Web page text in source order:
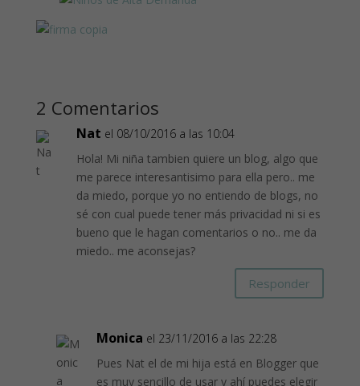
2 Comentarios
Nat el 08/10/2016 a las 10:04
Hola! Mi niña tambien quiere un blog, algo que
me parece interesantisimo para ella pero.. me
da miedo, porque yo no entiendo de blogs, no
sé con cual puede tener más privacidad ni si es
bueno que le hagan comentarios o no.. me da
miedo.. me aconsejas?
Responder
Monica el 23/11/2016 a las 22:28
Pues Nat el de mi hija está en Blogger que
es muy sencillo de usar y ahí puedes elegir